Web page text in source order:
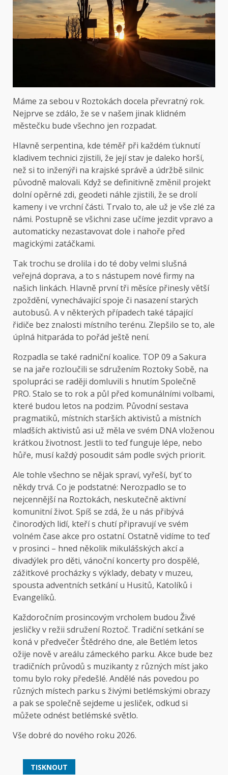
Máme za sebou v Roztokách docela převratný rok.
Nejprve se zdálo, že se v našem jinak klidném
městečku bude všechno jen rozpadat.
Hlavně serpentina, kde téměř při každém ťuknutí
kladivem technici zjistili, že její stav je daleko horší,
než si to inženýři na krajské správě a údržbě silnic
původně malovali. Když se definitivně změnil projekt
dolní opěrné zdi, geodeti náhle zjistili, že se drolí
kameny i ve vrchní části. Trvalo to, ale už je vše zlé za
námi. Postupně se všichni zase učíme jezdit vpravo a
automaticky nezastavovat dole i nahoře před
magickými zatáčkami.
Tak trochu se drolila i do té doby velmi slušná
veřejná doprava, a to s nástupem nové firmy na
našich linkách. Hlavně první tři měsíce přinesly větší
zpoždění, vynechávající spoje či nasazení starých
autobusů. A v některých případech také tápající
řidiče bez znalosti místního terénu. Zlepšilo se to, ale
úplná hitparáda to pořád ještě není.
Rozpadla se také radniční koalice. TOP 09 a Sakura
se na jaře rozloučili se sdružením Roztoky Sobě, na
spolupráci se raději domluvili s hnutím Společně
PRO. Stalo se to rok a půl před komunálními volbami,
které budou letos na podzim. Původní sestava
pragmatiků, místních starších aktivistů a místních
mladších aktivistů asi už měla ve svém DNA vloženou
krátkou životnost. Jestli to teď funguje lépe, nebo
hůře, musí každý posoudit sám podle svých priorit.
Ale tohle všechno se nějak spraví, vyřeší, byť to
někdy trvá. Co je podstatné: Nerozpadlo se to
nejcennější na Roztokách, neskutečně aktivní
komunitní život. Spíš se zdá, že u nás přibývá
činorodých lidí, kteří s chutí připravují ve svém
volném čase akce pro ostatní. Ostatně vidíme to teď
v prosinci – hned několik mikulášských akcí a
divadýlek pro děti, vánoční koncerty pro dospělé,
zážitkové procházky s výklady, debaty v muzeu,
spousta adventních setkání u Husitů, Katolíků i
Evangelíků.
Každoročním prosincovým vrcholem budou Živé
jesličky v režii sdružení Roztoč. Tradiční setkání se
koná v předvečer Štědrého dne, ale Betlém letos
ožije nově v areálu zámeckého parku. Akce bude bez
tradičních průvodů s muzikanty z různých míst jako
tomu bylo roky předešlé. Andělé nás povedou po
různých místech parku s živými betlémskými obrazy
a pak se společně sejdeme u jesliček, odkud si
můžete odnést betlémské světlo.
Vše dobré do nového roku 2026.
TISKNOUT